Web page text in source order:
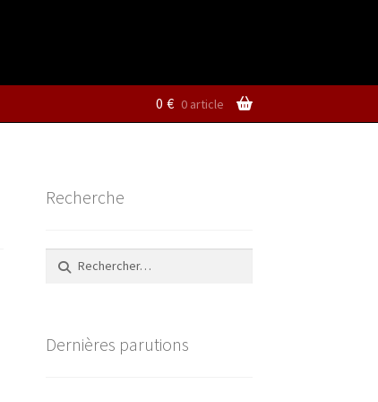
0 € 0 article
Recherche
Rechercher :
Dernières parutions